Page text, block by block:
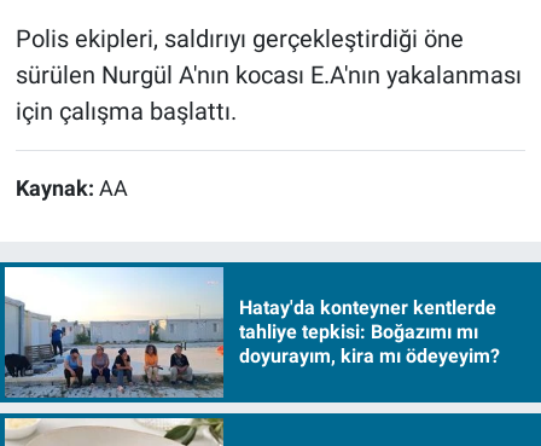
Polis ekipleri, saldırıyı gerçekleştirdiği öne
sürülen Nurgül A'nın kocası E.A'nın yakalanması
için çalışma başlattı.
Kaynak: AA
Hatay'da konteyner kentlerde
tahliye tepkisi: Boğazımı mı
doyurayım, kira mı ödeyeyim?